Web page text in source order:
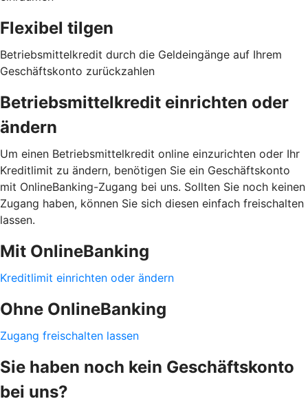
Flexibel tilgen
Betriebsmittelkredit durch die Geldeingänge auf Ihrem
Geschäftskonto zurückzahlen
Betriebsmittelkredit einrichten oder
ändern
Um einen Betriebsmittelkredit online einzurichten oder Ihr
Kreditlimit zu ändern, benötigen Sie ein Geschäftskonto
mit OnlineBanking-Zugang bei uns. Sollten Sie noch keinen
Zugang haben, können Sie sich diesen einfach freischalten
lassen.
Mit OnlineBanking
Kreditlimit einrichten oder ändern
Ohne OnlineBanking
Zugang freischalten lassen
Sie haben noch kein Geschäftskonto
bei uns?